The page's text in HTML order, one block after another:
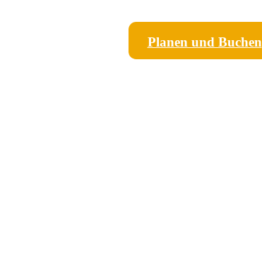
Planen und Buchen